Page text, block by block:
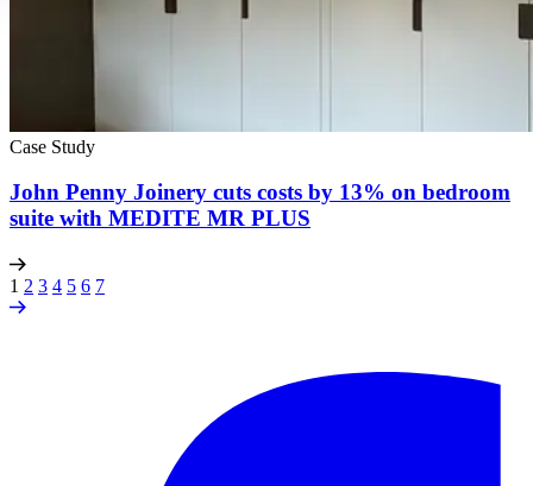
Case Study
John Penny Joinery cuts costs by 13% on bedroom
suite with MEDITE MR PLUS
1 2 3 4 5 6 7